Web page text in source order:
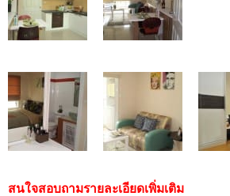
สนใจสอบถามรายละเอียดเพิ่มเติม